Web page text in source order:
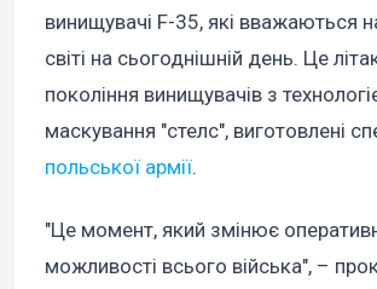
винищувачі F-35, які вважаються
світі на сьогоднішній день. Це
покоління винищувачів з
маскування "стелс", виготовлені
польської армії.
"Це момент, який змінює
можливості всього війська", –